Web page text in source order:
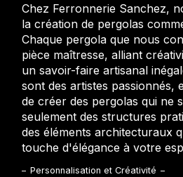
Chez Ferronnerie Sanchez,
la création de pergolas
Chaque pergola que nous
pièce maîtresse, alliant
un savoir-faire artisanal
sont des artistes passionnés,
de créer des pergolas qui ne
seulement des structures
des éléments architecturaux
touche d'élégance à votre
Personnalisation et Créativité